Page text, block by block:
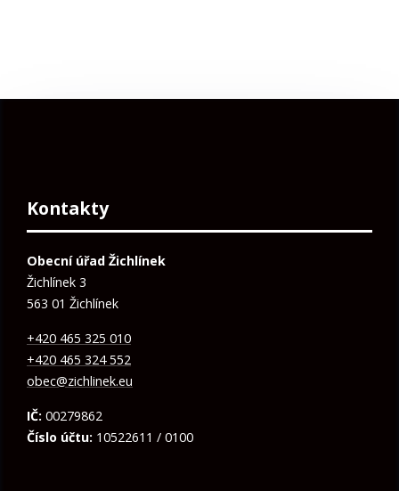
Kontakty
Obecní úřad Žichlínek
Žichlínek 3
563 01 Žichlínek
+420 465 325 010
+420 465 324 552
obec@zichlinek.eu
IČ: 00279862
Číslo účtu: 10522611 / 0100